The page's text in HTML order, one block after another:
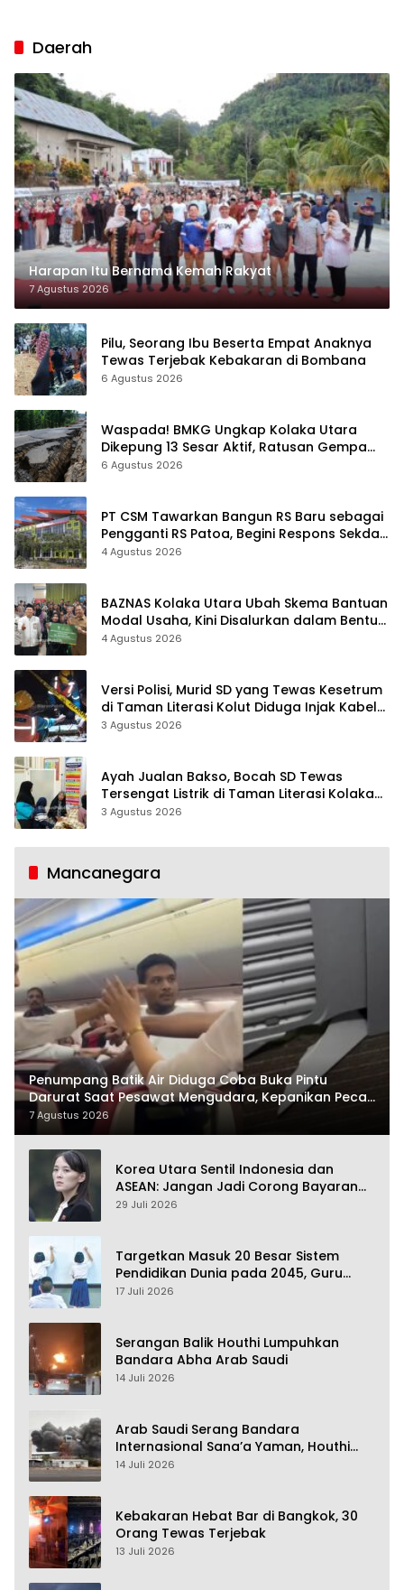
Daerah
Harapan Itu Bernama Kemah Rakyat
7 Agustus 2026
Pilu, Seorang Ibu Beserta Empat Anaknya
Tewas Terjebak Kebakaran di Bombana
6 Agustus 2026
Waspada! BMKG Ungkap Kolaka Utara
Dikepung 13 Sesar Aktif, Ratusan Gempa
Sudah Terekam
6 Agustus 2026
PT CSM Tawarkan Bangun RS Baru sebagai
Pengganti RS Patoa, Begini Respons Sekda
Kolut
4 Agustus 2026
BAZNAS Kolaka Utara Ubah Skema Bantuan
Modal Usaha, Kini Disalurkan dalam Bentuk
Barang Senilai Rp419,5 Juta
4 Agustus 2026
Versi Polisi, Murid SD yang Tewas Kesetrum
di Taman Literasi Kolut Diduga Injak Kabel
Beraliran Listrik
3 Agustus 2026
Ayah Jualan Bakso, Bocah SD Tewas
Tersengat Listrik di Taman Literasi Kolaka
Utara
3 Agustus 2026
Mancanegara
Penumpang Batik Air Diduga Coba Buka Pintu
Darurat Saat Pesawat Mengudara, Kepanikan Pecah
di Dalam Kabin
7 Agustus 2026
Korea Utara Sentil Indonesia dan
ASEAN: Jangan Jadi Corong Bayaran
Amerika Serikat
29 Juli 2026
Targetkan Masuk 20 Besar Sistem
Pendidikan Dunia pada 2045, Guru
Dapat Tunjangan hingga 100 Persen
17 Juli 2026
Serangan Balik Houthi Lumpuhkan
Bandara Abha Arab Saudi
14 Juli 2026
Arab Saudi Serang Bandara
Internasional Sana’a Yaman, Houthi
Siap Serang Balik
14 Juli 2026
Kebakaran Hebat Bar di Bangkok, 30
Orang Tewas Terjebak
13 Juli 2026